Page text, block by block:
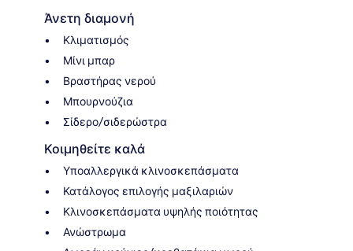
Άνετη διαμονή
Κλιματισμός
Μίνι μπαρ
Βραστήρας νερού
Μπουρνούζια
Σίδερο/σιδερώστρα
Κοιμηθείτε καλά
Υποαλλεργικά κλινοσκεπάσματα
Κατάλογος επιλογής μαξιλαριών
Κλινοσκεπάσματα υψηλής ποιότητας
Ανώστρωμα